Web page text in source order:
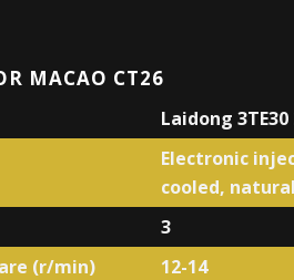
MACAO CT26
Laidong
Electronic
cooled,
3
(r/min)
12-14